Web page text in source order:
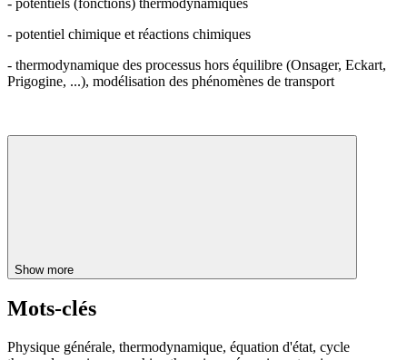
- potentiel chimique et réactions chimiques
- thermodynamique des processus hors équilibre (Onsager, Eckart,
Prigogine, ...), modélisation des phénomènes de transport
Show more
Mots-clés
Physique générale, thermodynamique, équation d'état, cycle